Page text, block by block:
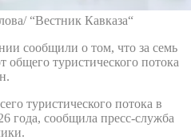
“Вестник Кавказа“
сообщили о том, что за семь
общего туристического потока
туристического потока в
года, сообщила пресс-служба